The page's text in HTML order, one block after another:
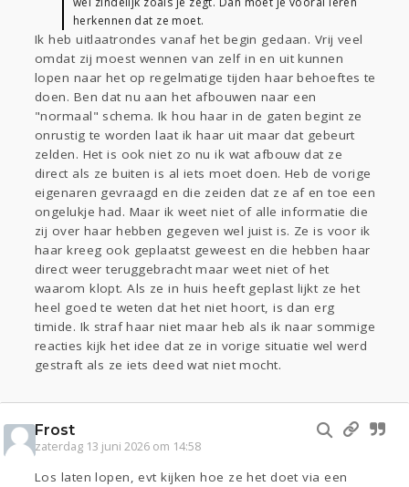
herkennen dat ze moet.
Ik heb uitlaatrondes vanaf het begin gedaan. Vrij veel
omdat zij moest wennen van zelf in en uit kunnen
lopen naar het op regelmatige tijden haar behoeftes te
doen. Ben dat nu aan het afbouwen naar een
"normaal" schema. Ik hou haar in de gaten begint ze
onrustig te worden laat ik haar uit maar dat gebeurt
zelden. Het is ook niet zo nu ik wat afbouw dat ze
direct als ze buiten is al iets moet doen. Heb de vorige
eigenaren gevraagd en die zeiden dat ze af en toe een
ongelukje had. Maar ik weet niet of alle informatie die
zij over haar hebben gegeven wel juist is. Ze is voor ik
haar kreeg ook geplaatst geweest en die hebben haar
direct weer teruggebracht maar weet niet of het
waarom klopt. Als ze in huis heeft geplast lijkt ze het
heel goed te weten dat het niet hoort, is dan erg
timide. Ik straf haar niet maar heb als ik naar sommige
reacties kijk het idee dat ze in vorige situatie wel werd
gestraft als ze iets deed wat niet mocht.
Frost
zaterdag 13 juni 2026 om 14:58
Los laten lopen, evt kijken hoe ze het doet via een